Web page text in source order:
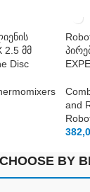
2.5 მმ
Disc
and
CHOOSE BY